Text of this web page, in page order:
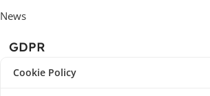
News
GDPR
Cookie Policy